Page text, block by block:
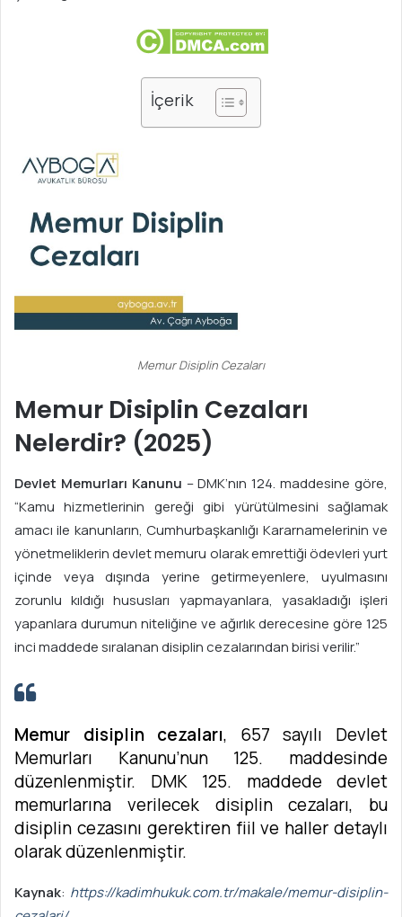
İçerik
Memur Disiplin Cezaları
Memur Disiplin Cezaları
Nelerdir? (2025)
Devlet Memurları Kanunu – DMK’nın 124. maddesine göre,
“Kamu hizmetlerinin gereği gibi yürütülmesini sağlamak
amacı ile kanunların, Cumhurbaşkanlığı Kararnamelerinin ve
yönetmeliklerin devlet memuru olarak emrettiği ödevleri yurt
içinde veya dışında yerine getirmeyenlere, uyulmasını
zorunlu kıldığı hususları yapmayanlara, yasakladığı işleri
yapanlara durumun niteliğine ve ağırlık derecesine göre 125
inci maddede sıralanan disiplin cezalarından birisi verilir.”
Memur disiplin cezaları, 657 sayılı Devlet
Memurları Kanunu’nun 125. maddesinde
düzenlenmiştir. DMK 125. maddede devlet
memurlarına verilecek disiplin cezaları, bu
disiplin cezasını gerektiren fiil ve haller detaylı
olarak düzenlenmiştir.
Kaynak: https://kadimhukuk.com.tr/makale/memur-disiplin-